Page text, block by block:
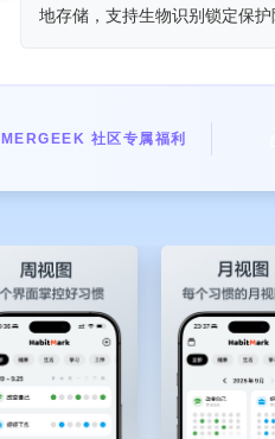
地存储，支持生物识别锁定保护
MERGEEK 社区专属福利